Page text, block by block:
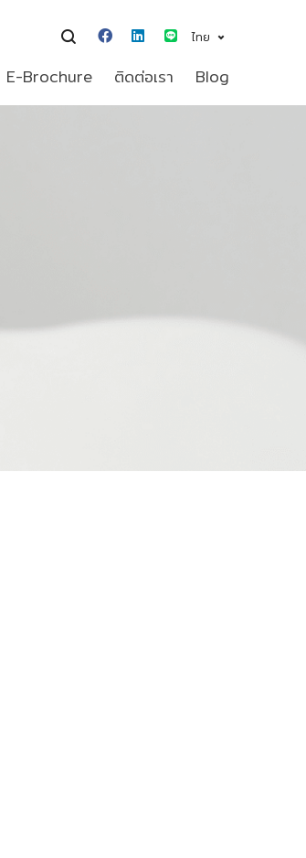
E-Brochure ติดต่อเรา Blog
ไทย